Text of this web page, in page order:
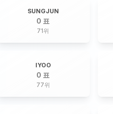
SUNGJUN
0 표
71위
IYOO
0 표
77위